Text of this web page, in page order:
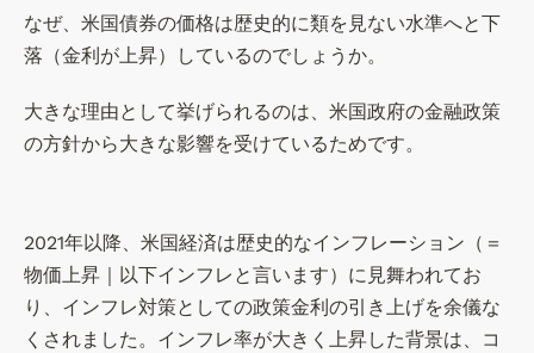
(
株
)s
us
te
n
ピ
タ
ル
・
マ
～
2
2
3
なぜ、米国債券の価格は歴史的に類を見ない水準へと下
落（金利が上昇）しているのでしょうか。
大きな理由として挙げられるのは、米国政府の金融政策
の方針から大きな影響を受けているためです。
2021年以降、米国経済は歴史的なインフレーション（＝
物価上昇｜以下インフレと言います）に見舞われてお
り、インフレ対策としての政策金利の引き上げを余儀な
くされました。インフレ率が大きく上昇した背景は、コ